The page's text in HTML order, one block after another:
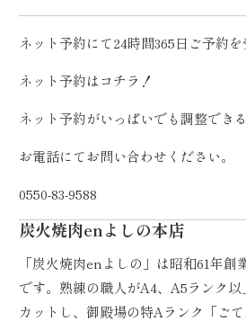
ネット予約にて24時間365日ご予約を
ネット予約はコチラ！
ネット予約がいっぱいでも調整でき
お電話にてお問い合わせください。
0550-83-9588
炭火焼肉enよしの本店
「炭火焼肉enよしの」は昭和61年創
です。熟練の職人がA4、A5ランク
カットし、御殿場の特Aランク「ご